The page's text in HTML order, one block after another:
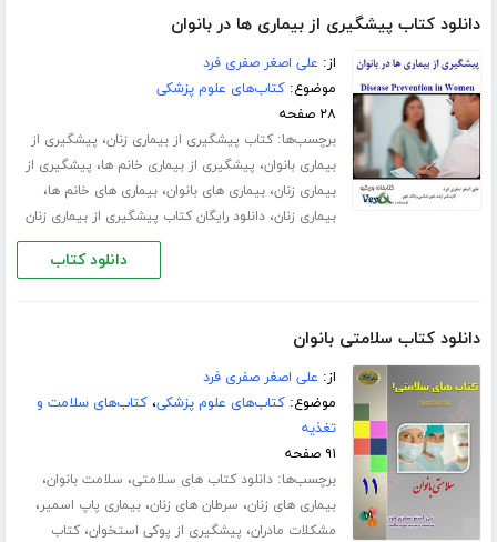
دانلود کتاب پیشگیری از بیماری ها در بانوان
از: علی اصغر صفری فرد
موضوع:کتاب‌های علوم پزشکی
۲۸ صفحه
برچسب‌ها:کتاب پیشگیری از بیماری زنان، پیشگیری از
بیماری بانوان، پیشگیری از بیماری خانم ها، پیشگیری از
بیماری زنان،بیماری های بانوان،بیماری های خانم ها،
بیماری زنان،دانلود رایگان کتاب پیشگیری از بیماری زنان
دانلود کتاب
دانلود کتاب سلامتی بانوان
از: علی اصغر صفری فرد
موضوع:کتاب‌های علوم پزشکی،کتاب‌های سلامت و
تغذیه
۹۱ صفحه
برچسب‌ها:دانلود کتاب های سلامتی، سلامت بانوان،
بیماری های زنان، سرطان های زنان،بیماری پاپ اسمیر،
مشکلات مادران، پیشگیری از پوکی استخوان،کتاب